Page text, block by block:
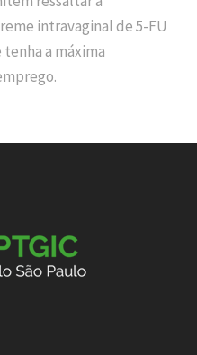
intravaginal de 5-FU
a máxima